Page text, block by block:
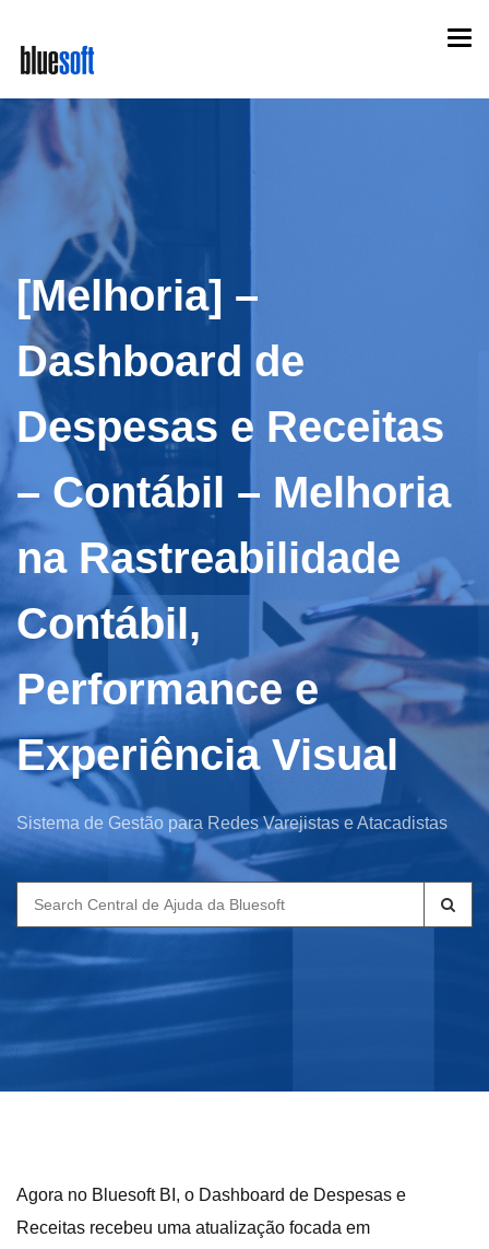
main
[Melhoria] –
Dashboard de
Despesas e Receitas
– Contábil – Melhoria
na Rastreabilidade
Contábil,
Performance e
Experiência Visual
Sistema de Gestão para Redes Varejistas e Atacadistas
Search
for:
Agora no Bluesoft BI, o Dashboard de Despesas e
Receitas recebeu uma atualização focada em